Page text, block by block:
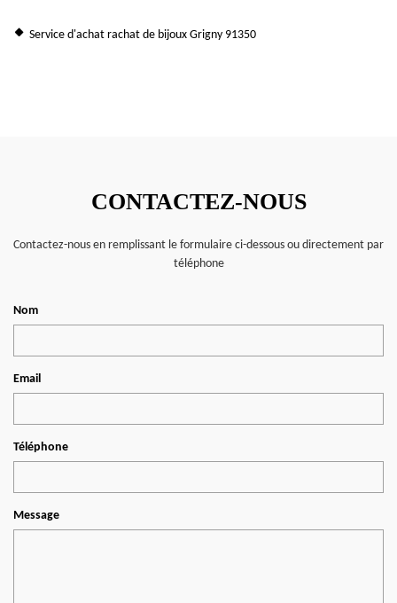
Service d'achat rachat de bijoux Grigny 91350
CONTACTEZ-NOUS
Contactez-nous en remplissant le formulaire ci-dessous ou directement par
téléphone
Nom
Email
Téléphone
Message